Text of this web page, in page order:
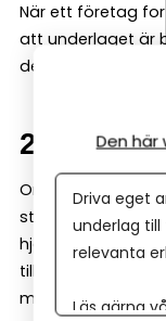
När ett företag
att underlaget är
del av
2.
Om ett företag
större än vad
hjälpa till med
tillväxtlån, ofta i
möjliggöra hela
Den
Driva eget
underlag
relevanta
Läs gärna